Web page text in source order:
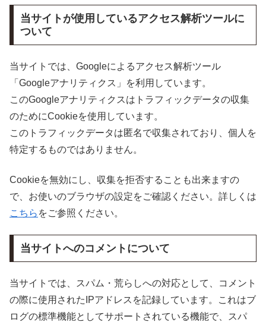
当サイトが使用しているアクセス解析ツールに
ついて
当サイトでは、Googleによるアクセス解析ツール
「Googleアナリティクス」を利用しています。
このGoogleアナリティクスはトラフィックデータの収集
のためにCookieを使用しています。
このトラフィックデータは匿名で収集されており、個人を
特定するものではありません。
Cookieを無効にし、収集を拒否することも出来ますの
で、お使いのブラウザの設定をご確認ください。詳しくは
こちら をご参照ください。
当サイトへのコメントについて
当サイトでは、スパム・荒らしへの対応として、コメント
の際に使用されたIPアドレスを記録しています。これはブ
ログの標準機能としてサポートされている機能で、スパ